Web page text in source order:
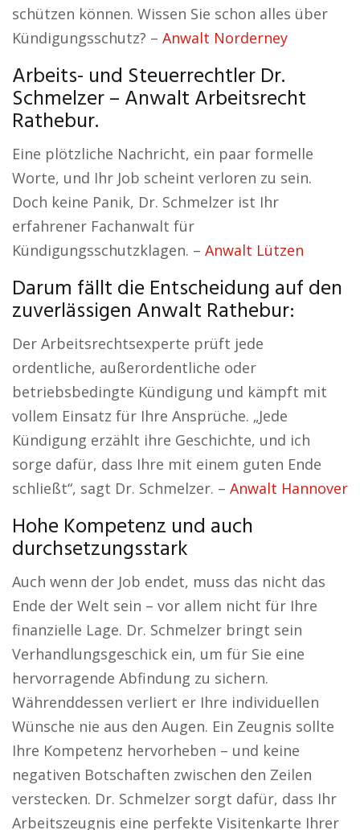
schützen können. Wissen Sie schon alles über
Kündigungsschutz? – Anwalt Norderney
Arbeits- und Steuerrechtler Dr.
Schmelzer – Anwalt Arbeitsrecht
Rathebur.
Eine plötzliche Nachricht, ein paar formelle
Worte, und Ihr Job scheint verloren zu sein.
Doch keine Panik, Dr. Schmelzer ist Ihr
erfahrener Fachanwalt für
Kündigungsschutzklagen. – Anwalt Lützen
Darum fällt die Entscheidung auf den
zuverlässigen Anwalt Rathebur:
Der Arbeitsrechtsexperte prüft jede
ordentliche, außerordentliche oder
betriebsbedingte Kündigung und kämpft mit
vollem Einsatz für Ihre Ansprüche. „Jede
Kündigung erzählt ihre Geschichte, und ich
sorge dafür, dass Ihre mit einem guten Ende
schließt“, sagt Dr. Schmelzer. – Anwalt Hannover
Hohe Kompetenz und auch
durchsetzungsstark
Auch wenn der Job endet, muss das nicht das
Ende der Welt sein – vor allem nicht für Ihre
finanzielle Lage. Dr. Schmelzer bringt sein
Verhandlungsgeschick ein, um für Sie eine
hervorragende Abfindung zu sichern.
Währenddessen verliert er Ihre individuellen
Wünsche nie aus den Augen. Ein Zeugnis sollte
Ihre Kompetenz hervorheben – und keine
negativen Botschaften zwischen den Zeilen
verstecken. Dr. Schmelzer sorgt dafür, dass Ihr
Arbeitszeugnis eine perfekte Visitenkarte Ihrer